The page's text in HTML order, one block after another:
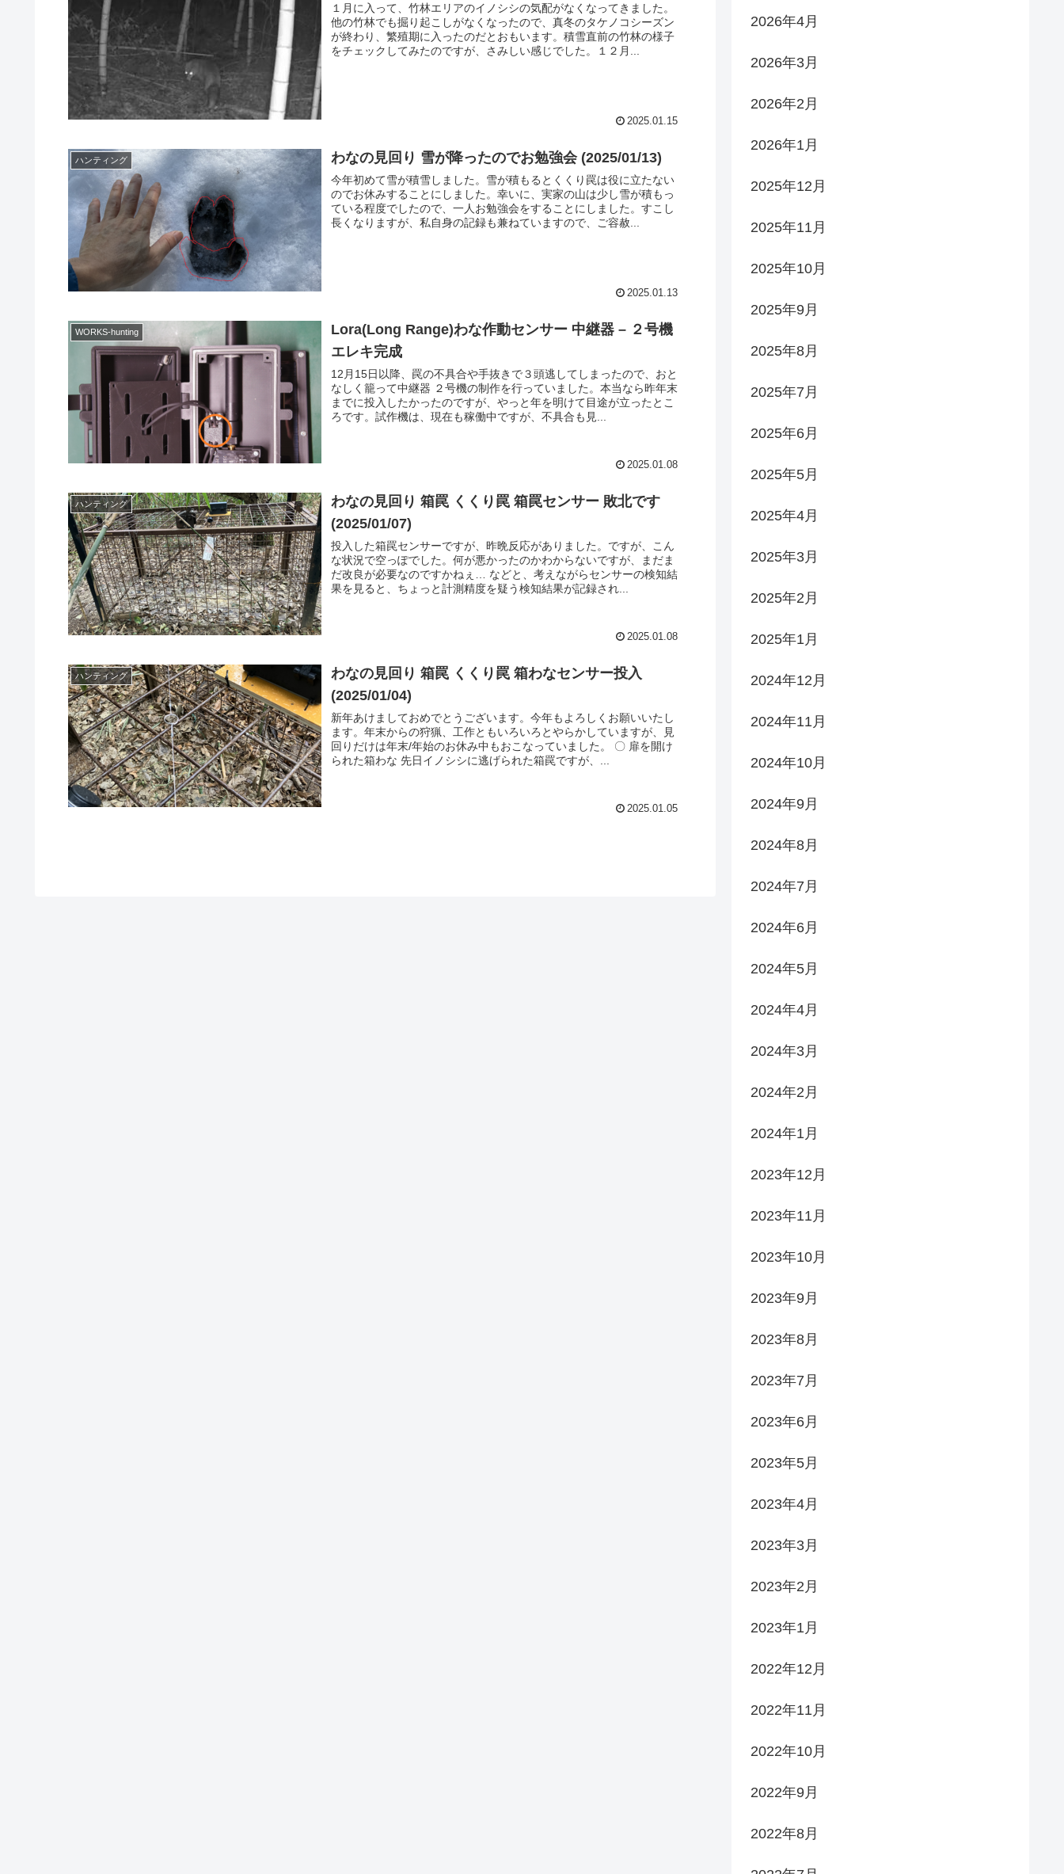
１月に入って、竹林エリアのイノシシの気配がなくなってきました。
他の竹林でも掘り起こしがなくなったので、真冬のタケノコシーズン
が終わり、繁殖期に入ったのだとおもいます。積雪直前の竹林の様子
をチェックしてみたのですが、さみしい感じでした。１２月...
2025.01.15
ハンティング わなの見回り 雪が降ったのでお勉強会 (2025/01/13)
今年初めて雪が積雪しました。雪が積もるとくくり罠は役に立たない
のでお休みすることにしました。幸いに、実家の山は少し雪が積もっ
ている程度でしたので、一人お勉強会をすることにしました。すこし
長くなりますが、私自身の記録も兼ねていますので、ご容赦...
2025.01.13
WORKS-hunting
Lora(Long Range)わな作動センサー 中継器 – ２号機
エレキ完成
12月15日以降、罠の不具合や手抜きで３頭逃してしまったので、おと
なしく籠って中継器 ２号機の制作を行っていました。本当なら昨年末
までに投入したかったのですが、やっと年を明けて目途が立ったとこ
ろです。試作機は、現在も稼働中ですが、不具合も見...
2025.01.08
ハンティング
わなの見回り 箱罠 くくり罠 箱罠センサー 敗北です
(2025/01/07)
投入した箱罠センサーですが、昨晩反応がありました。ですが、こん
な状況で空っぽでした。何が悪かったのかわからないですが、まだま
だ改良が必要なのですかねぇ… などと、考えながらセンサーの検知結
果を見ると、ちょっと計測精度を疑う検知結果が記録され...
2025.01.08
ハンティング
わなの見回り 箱罠 くくり罠 箱わなセンサー投入
(2025/01/04)
新年あけましておめでとうございます。今年もよろしくお願いいたし
ます。年末からの狩猟、工作ともいろいろとやらかしていますが、見
回りだけは年末/年始のお休み中もおこなっていました。 〇 扉を開け
られた箱わな 先日イノシシに逃げられた箱罠ですが、...
2025.01.05
2026年4月
2026年3月
2026年2月
2026年1月
2025年12月
2025年11月
2025年10月
2025年9月
2025年8月
2025年7月
2025年6月
2025年5月
2025年4月
2025年3月
2025年2月
2025年1月
2024年12月
2024年11月
2024年10月
2024年9月
2024年8月
2024年7月
2024年6月
2024年5月
2024年4月
2024年3月
2024年2月
2024年1月
2023年12月
2023年11月
2023年10月
2023年9月
2023年8月
2023年7月
2023年6月
2023年5月
2023年4月
2023年3月
2023年2月
2023年1月
2022年12月
2022年11月
2022年10月
2022年9月
2022年8月